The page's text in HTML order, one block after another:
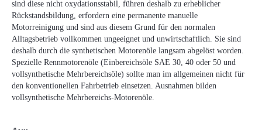
sind diese nicht oxydationsstabil, führen deshalb zu erheblicher
Rückstandsbildung, erfordern eine permanente manuelle
Motorreinigung und sind aus diesem Grund für den normalen
Alltagsbetrieb vollkommen ungeeignet und unwirtschaftlich. Sie sind
deshalb durch die synthetischen Motorenöle langsam abgelöst worden.
Spezielle Rennmotorenöle (Einbereichsöle SAE 30, 40 oder 50 und
vollsynthetische Mehrbereichsöle) sollte man im allgemeinen nicht für
den konventionellen Fahrbetrieb einsetzen. Ausnahmen bilden
vollsynthetische Mehrbereichs-Motorenöle.